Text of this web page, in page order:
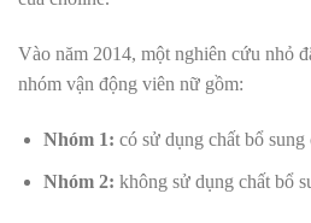
Vào năm 2014, một nghiên cứu nhỏ
nhóm vận động viên nữ gồm:
Nhóm 1: có sử dụng chất bổ sung
Nhóm 2: không sử dụng chất bổ